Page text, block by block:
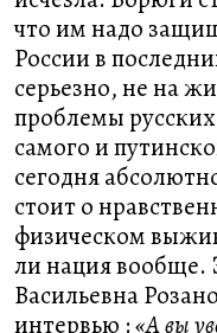
что им надо
России в
серьезно, не на
проблемы
самого и
сегодня
стоит о
физическом
ли нация вообще.
Васильевна
интервью :«А вы